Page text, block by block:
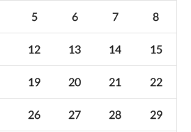
5 6 7 8
12 13 14 15
19 20 21 22
26 27 28 29